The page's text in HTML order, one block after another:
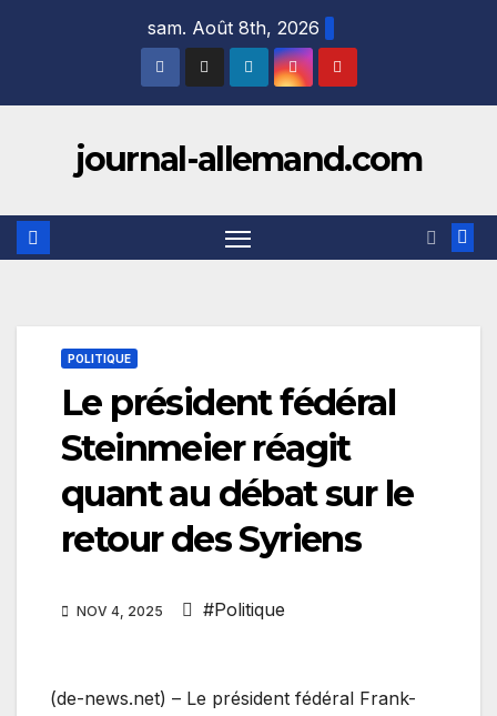
sam. Août 8th, 2026
journal-allemand.com
POLITIQUE
Le président fédéral
Steinmeier réagit
quant au débat sur le
retour des Syriens
NOV 4, 2025 #Politique
(de-news.net) – Le président fédéral Frank-